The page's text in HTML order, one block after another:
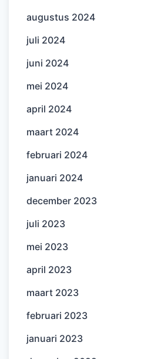
augustus 2024
juli 2024
juni 2024
mei 2024
april 2024
maart 2024
februari 2024
januari 2024
december 2023
juli 2023
mei 2023
april 2023
maart 2023
februari 2023
januari 2023